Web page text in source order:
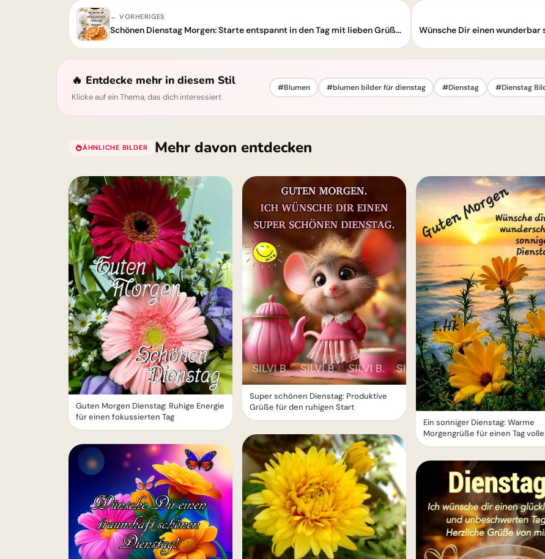
← VORHERIGES
Schönen Dienstag Morgen: Starte entspannt in den Tag mit lieben Grüßen!
🔥 Entdecke mehr in diesem Stil
Klicke auf ein Thema, das dich interessiert
#Blumen #blumen bilder für dienstag #Dienstag #Dienstag
ÄHNLICHE BILDER Mehr davon entdecken
Guten Morgen Dienstag: Ruhige Energie
für einen fokussierten Tag
Super schönen Dienstag: Produktive
Grüße für den ruhigen Start
Ein sonniger Dienstag: Warme
Morgengrüße für einen Tag